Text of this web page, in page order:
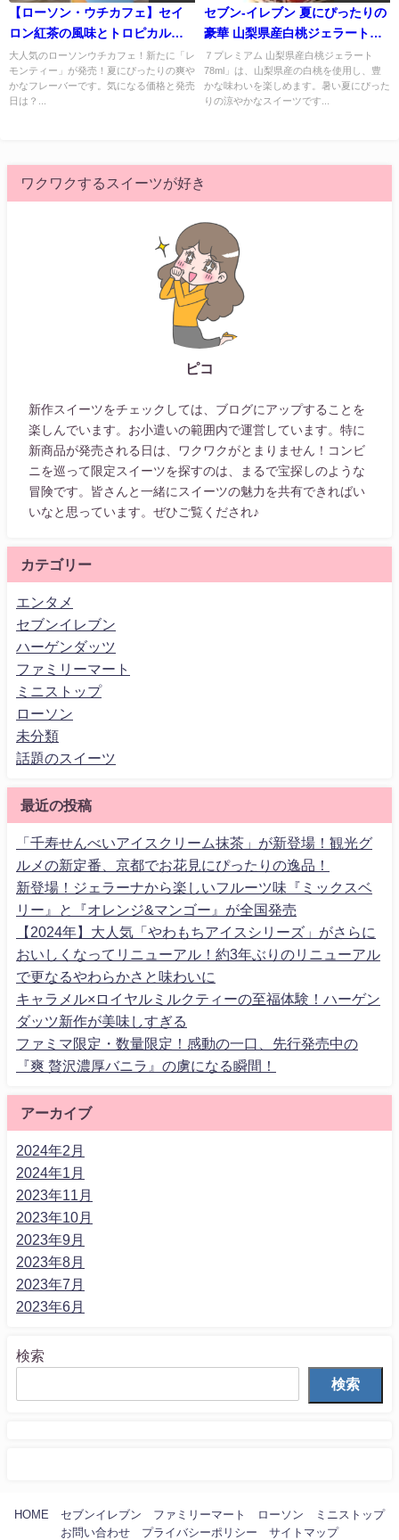
【ローソン・ウチカフェ】セイ
ロン紅茶の風味とトロピカルな
フルーツの酸味が奏でる、心地
良いバランスのハーモニー
大人気のローソンウチカフェ！新たに「レ
モンティー」が発売！夏にぴったりの爽や
かなフレーバーです。気になる価格と発売
日は？...
セブン-イレブン 夏にぴったりの
豪華 山梨県産白桃ジェラートが
登場！値段やカロリーもチェッ
ク！
７プレミアム 山梨県産白桃ジェラート
78ml」は、山梨県産の白桃を使用し、豊
かな味わいを楽しめます。暑い夏にぴった
りの涼やかなスイーツです...
ワクワクするスイーツが好き
ピコ
新作スイーツをチェックしては、ブログにアップすることを
楽しんでいます。お小遣いの範囲内で運営しています。特に
新商品が発売される日は、ワクワクがとまりません！コンビ
ニを巡って限定スイーツを探すのは、まるで宝探しのような
冒険です。皆さんと一緒にスイーツの魅力を共有できればい
いなと思っています。ぜひご覧くだされ♪
カテゴリー
エンタメ
セブンイレブン
ハーゲンダッツ
ファミリーマート
ミニストップ
ローソン
未分類
話題のスイーツ
最近の投稿
「千寿せんべいアイスクリーム抹茶」が新登場！観光グ
ルメの新定番、京都でお花見にぴったりの逸品！
新登場！ジェラーナから楽しいフルーツ味『ミックスベ
リー』と『オレンジ&マンゴー』が全国発売
【2024年】大人気「やわもちアイスシリーズ」がさらに
おいしくなってリニューアル！約3年ぶりのリニューアル
で更なるやわらかさと味わいに
キャラメル×ロイヤルミルクティーの至福体験！ハーゲン
ダッツ新作が美味しすぎる
ファミマ限定・数量限定！感動の一口、先行発売中の
『爽 贅沢濃厚バニラ』の虜になる瞬間！
アーカイブ
2024年2月
2024年1月
2023年11月
2023年10月
2023年9月
2023年8月
2023年7月
2023年6月
検索
検索
HOME セブンイレブン ファミリーマート ローソン
ミニストップ
お問い合わせ
プライバシーポリシー サイトマップ